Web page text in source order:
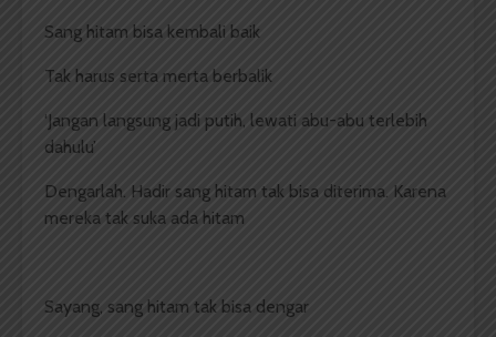
Sang hitam bisa kembali baik
Tak harus serta merta berbalik
‘Jangan langsung jadi putih, lewati abu-abu terlebih
dahulu’
Dengarlah. Hadir sang hitam tak bisa diterima. Karena
mereka tak suka ada hitam
Sayang, sang hitam tak bisa dengar